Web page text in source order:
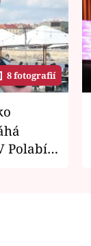
8 fotografií
Polabí